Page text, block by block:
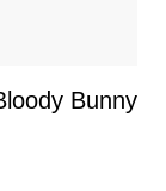
Bunny